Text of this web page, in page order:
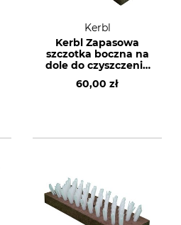
Kerbl
Kerbl Zapasowa
szczotka boczna na
dole do czyszczenia
60,00 zł